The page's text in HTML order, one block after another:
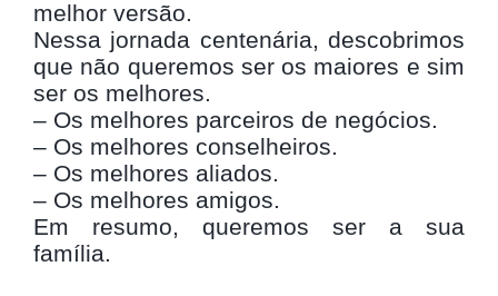
melhor versão.
Nessa jornada centenária, descobrimos
que não queremos ser os maiores e sim
ser os melhores.
– Os melhores parceiros de negócios.
– Os melhores conselheiros.
– Os melhores aliados.
– Os melhores amigos.
Em resumo, queremos ser a sua
família.